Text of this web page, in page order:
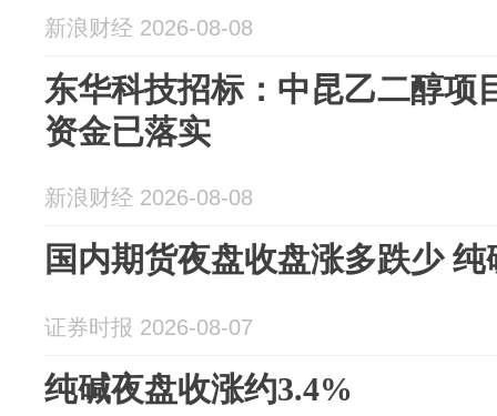
新浪财经 2026-08-08
东华科技招标：中昆乙二醇项
资金已落实
新浪财经 2026-08-08
国内期货夜盘收盘涨多跌少
证券时报 2026-08-07
纯碱夜盘收涨约3.4%